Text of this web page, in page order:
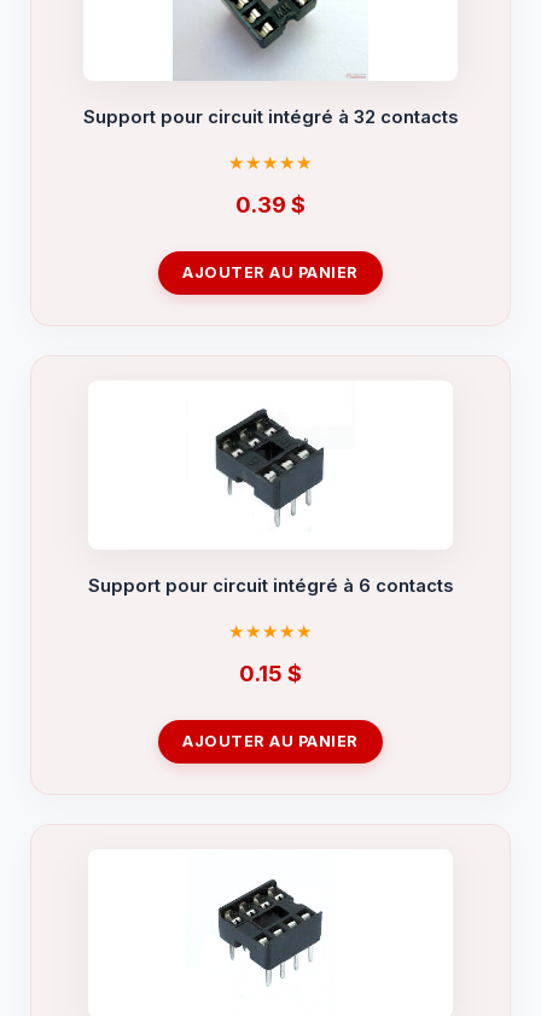
Support pour circuit intégré à 32 contacts
0.39 $
AJOUTER AU PANIER
Support pour circuit intégré à 6 contacts
0.15 $
AJOUTER AU PANIER